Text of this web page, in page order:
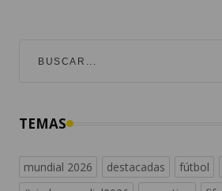
TEMAS
mundial 2026 destacadas fútbol